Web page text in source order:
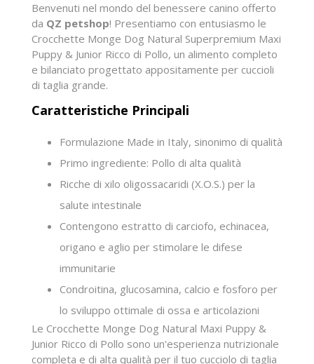
Benvenuti nel mondo del benessere canino offerto
da QZ petshop! Presentiamo con entusiasmo le
Crocchette Monge Dog Natural Superpremium Maxi
Puppy & Junior Ricco di Pollo, un alimento completo
e bilanciato progettato appositamente per cuccioli
di taglia grande.
Caratteristiche Principali
Formulazione Made in Italy, sinonimo di qualità
Primo ingrediente: Pollo di alta qualità
Ricche di xilo oligossacaridi (X.O.S.) per la
salute intestinale
Contengono estratto di carciofo, echinacea,
origano e aglio per stimolare le difese
immunitarie
Condroitina, glucosamina, calcio e fosforo per
lo sviluppo ottimale di ossa e articolazioni
Le Crocchette Monge Dog Natural Maxi Puppy &
Junior Ricco di Pollo sono un'esperienza nutrizionale
completa e di alta qualità per il tuo cucciolo di taglia